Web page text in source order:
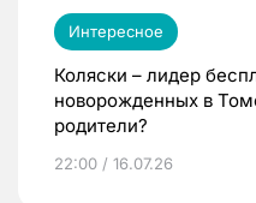
Интересное
Коляски – лидер
новорожденных в
родители?
22:00 / 16.07.26